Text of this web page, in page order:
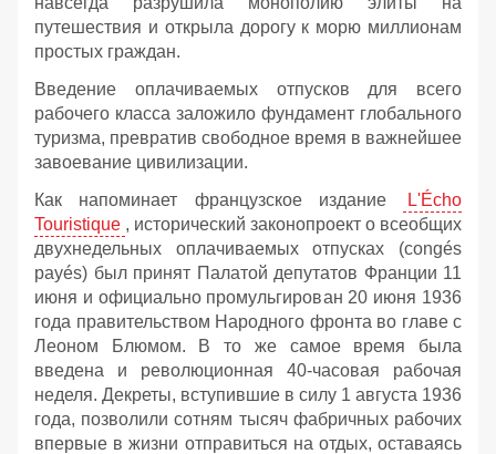
путешествия и открыла дорогу к морю миллионам
простых граждан.
Введение оплачиваемых отпусков для всего
рабочего класса заложило фундамент глобального
туризма, превратив свободное время в важнейшее
завоевание цивилизации.
Как напоминает французское издание
L'Écho
Touristique , исторический законопроект о всеобщих
двухнедельных оплачиваемых отпусках (congés
payés) был принят Палатой депутатов Франции 11
июня и официально промульгирован 20 июня 1936
года правительством Народного фронта во главе с
Леоном Блюмом. В то же самое время была
введена и революционная 40-часовая рабочая
неделя. Декреты, вступившие в силу 1 августа 1936
года, позволили сотням тысяч фабричных рабочих
впервые в жизни отправиться на отдых, оставаясь